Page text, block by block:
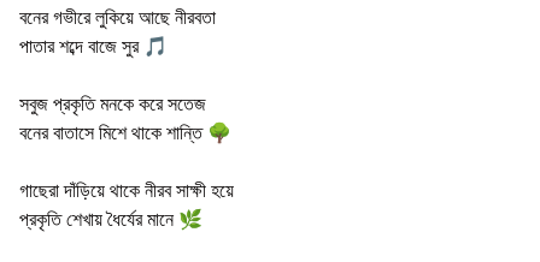
বনের গভীরে লুকিয়ে আছে নীরবতা
পাতার শব্দে বাজে সুর 🎵
সবুজ প্রকৃতি মনকে করে সতেজ
বনের বাতাসে মিশে থাকে শান্তি 🌳
গাছেরা দাঁড়িয়ে থাকে নীরব সাক্ষী হয়ে
প্রকৃতি শেখায় ধৈর্যের মানে 🌿